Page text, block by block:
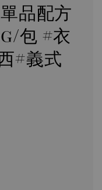
品配方
包 #衣
#義式